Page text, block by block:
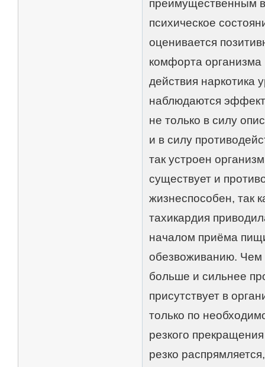
преимущественным
психическое
оценивается
комфорта организма
действия наркотика
наблюдаются
не только в силу
и в силу
так устроен
существует и
жизнеспособен, так
тахикардия
началом приёма
обезвоживанию. Чем
больше и сильнее
присутствует в
только по
резкого
резко